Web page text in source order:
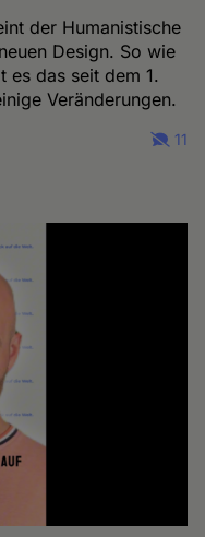
der Humanistische
Design. So wie
es das seit dem 1.
Veränderungen.
11